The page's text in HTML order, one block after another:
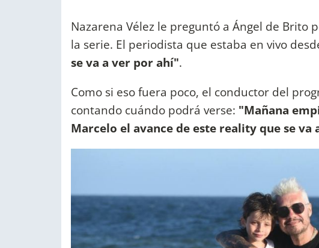
Nazarena Vélez le preguntó a Ángel de
la serie. El periodista que estaba en vivo
se va a ver por ahí".
Como si eso fuera poco, el conductor del
contando cuándo podrá verse: "Mañana
Marcelo el avance de este reality que se va